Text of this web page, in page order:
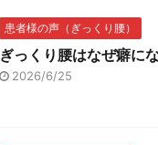
患者様の声（ぎっくり腰）
ぎっくり腰はなぜ癖に
2026/6/25